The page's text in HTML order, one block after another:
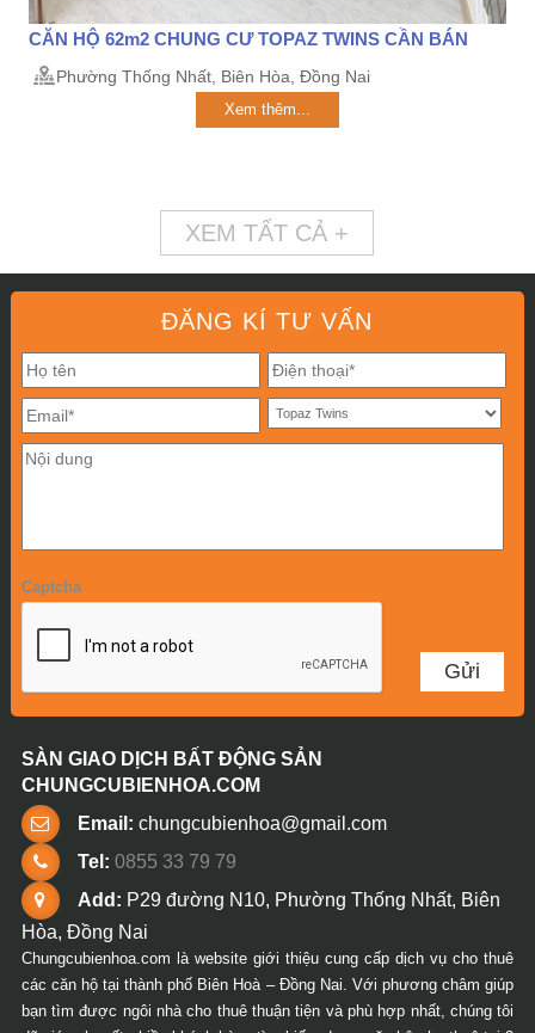
CĂN HỘ 62m2 CHUNG CƯ TOPAZ TWINS CẦN BÁN
Phường Thống Nhất, Biên Hòa, Đồng Nai
Xem thêm...
XEM TẤT CẢ +
ĐĂNG KÍ TƯ VẤN
Captcha
SÀN GIAO DỊCH BẤT ĐỘNG SẢN
CHUNGCUBIENHOA.COM
Email: chungcubienhoa@gmail.com
Tel: 0855 33 79 79
Add: P29 đường N10, Phường Thống Nhất, Biên
Hòa, Đồng Nai
Chungcubienhoa.com là website giới thiệu cung cấp dịch vụ cho thuê
các căn hộ tại thành phố Biên Hoà – Đồng Nai. Với phương châm giúp
bạn tìm được ngôi nhà cho thuê thuận tiện và phù hợp nhất, chúng tôi